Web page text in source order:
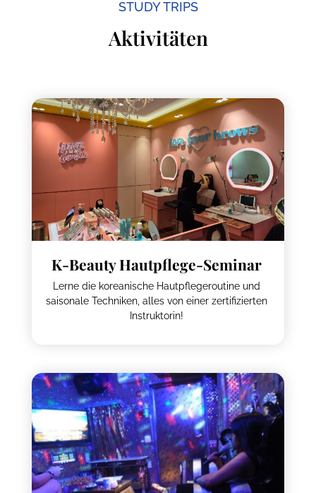
STUDY TRIPS
Aktivitäten
K-Beauty Hautpflege-Seminar
Lerne die koreanische Hautpflegeroutine und
saisonale Techniken, alles von einer zertifizierten
Instruktorin!